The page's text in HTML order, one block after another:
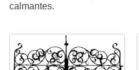
calmantes.